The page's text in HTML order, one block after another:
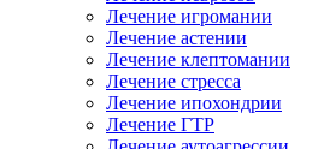
Лечение игромании
Лечение астении
Лечение клептомании
Лечение стресса
Лечение ипохондрии
Лечение ГТР